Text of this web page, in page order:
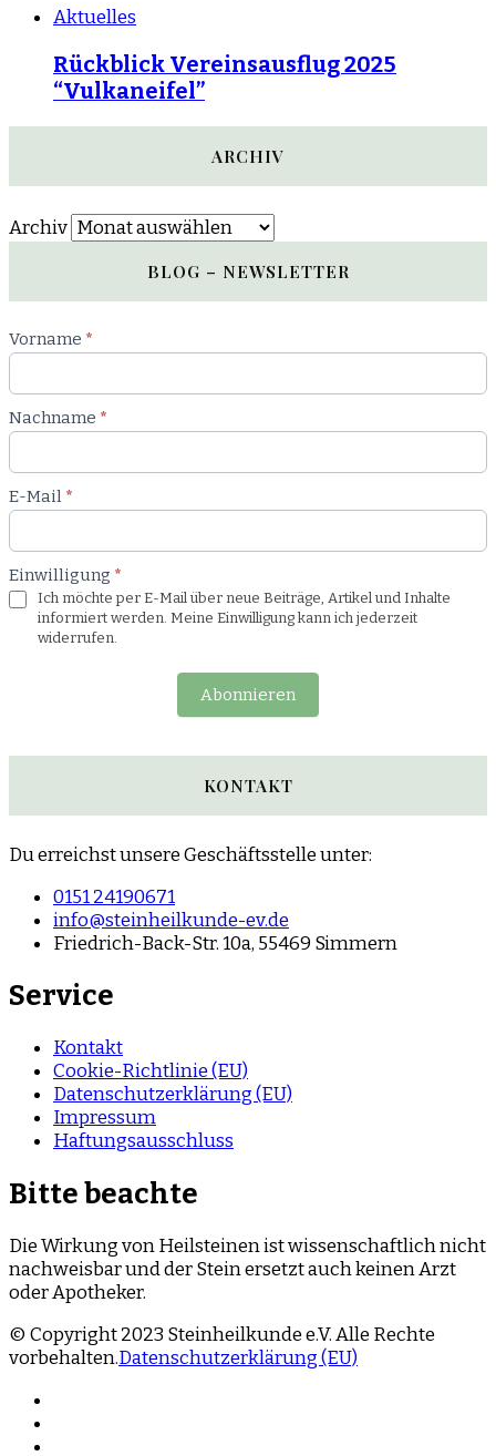
Aktuelles
Rückblick Vereinsausflug 2025
“Vulkaneifel”
ARCHIV
Archiv
BLOG – NEWSLETTER
Newsletter
Blog
Vorname *
Nachname *
E-Mail *
Einwilligung *
Ich möchte per E-Mail über neue Beiträge, Artikel und Inhalte
informiert werden. Meine Einwilligung kann ich jederzeit
widerrufen.
Abonnieren
KONTAKT
Du erreichst unsere Geschäftsstelle unter:
0151 24190671
info@steinheilkunde-ev.de
Friedrich-Back-Str. 10a, 55469 Simmern
Service
Kontakt
Cookie-Richtlinie (EU)
Datenschutzerklärung (EU)
Impressum
Haftungsausschluss
Bitte beachte
Die Wirkung von Heilsteinen ist wissenschaftlich nicht
nachweisbar und der Stein ersetzt auch keinen Arzt
oder Apotheker.
© Copyright 2023 Steinheilkunde e.V. Alle Rechte
vorbehalten.Datenschutzerklärung (EU)